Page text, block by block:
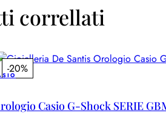
correllati
-20%
Casio G-Shock SERIE